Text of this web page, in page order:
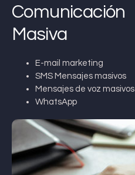
Comunicación
Masiva
E-mail marketing
SMS Mensajes masivos
Mensajes de voz masivos
WhatsApp